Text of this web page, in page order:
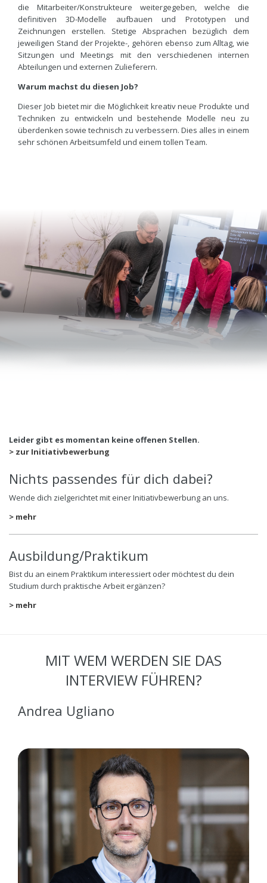
die Mitarbeiter/Konstrukteure weitergegeben, welche die
definitiven 3D-Modelle aufbauen und Prototypen und
Zeichnungen erstellen. Stetige Absprachen bezüglich dem
jeweiligen Stand der Projekte-, gehören ebenso zum Alltag, wie
Sitzungen und Meetings mit den verschiedenen internen
Abteilungen und externen Zulieferern.
Warum machst du diesen Job?
Dieser Job bietet mir die Möglichkeit kreativ neue Produkte und
Techniken zu entwickeln und bestehende Modelle neu zu
überdenken sowie technisch zu verbessern. Dies alles in einem
sehr schönen Arbeitsumfeld und einem tollen Team.
Leider gibt es momentan keine offenen Stellen.
> zur Initiativbewerbung
Nichts passendes für dich dabei?
Wende dich zielgerichtet mit einer Initiativbewerbung an uns.
> mehr
Ausbildung/Praktikum
Bist du an einem Praktikum interessiert oder möchtest du dein
Studium durch praktische Arbeit ergänzen?
> mehr
MIT WEM WERDEN SIE DAS
INTERVIEW FÜHREN?
Andrea Ugliano